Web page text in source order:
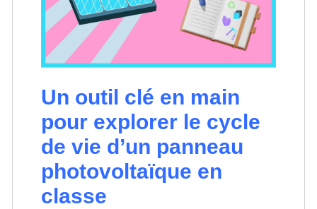
Un outil clé en main
pour explorer le cycle
de vie d’un panneau
photovoltaïque en
classe